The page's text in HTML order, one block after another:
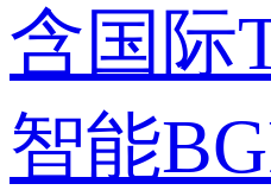
含国际
智能